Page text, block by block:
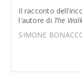
Il racconto
l'autore di The
SIMONE